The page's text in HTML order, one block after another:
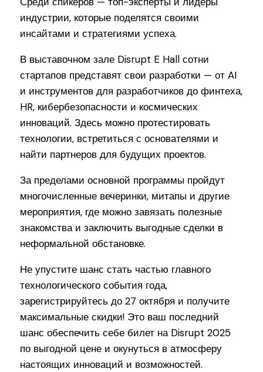
индустрии, которые поделятся своими
инсайтами и стратегиями успеха.
В выставочном зале Disrupt E Hall сотни
стартапов представят свои разработки — от AI
и инструментов для разработчиков до финтеха,
HR, кибербезопасности и космических
инноваций. Здесь можно протестировать
технологии, встретиться с основателями и
найти партнеров для будущих проектов.
За пределами основной программы пройдут
многочисленные вечеринки, митапы и другие
мероприятия, где можно завязать полезные
знакомства и заключить выгодные сделки в
неформальной обстановке.
Не упустите шанс стать частью главного
технологического события года,
зарегистрируйтесь до 27 октября и получите
максимальные скидки! Это ваш последний
шанс обеспечить себе билет на Disrupt 2025
по выгодной цене и окунуться в атмосферу
настоящих инноваций и возможностей.